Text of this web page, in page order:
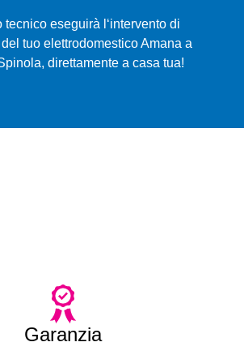
tecnico eseguirà l‘intervento di
tuo elettrodomestico Amana a
direttamente a casa tua!
Garanzia